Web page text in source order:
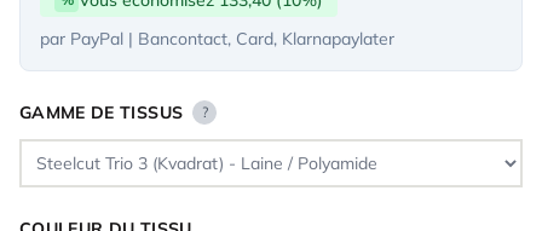
par PayPal | Bancontact, Card, Klarnapaylater
GAMME DE TISSUS ?